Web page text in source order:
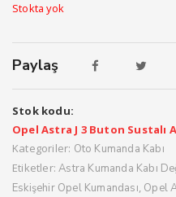
Stokta yok
Paylaş
Stok kodu:
Opel Astra J 3 Buton Sustalı
Kategoriler: Oto Kumanda Kabı
Etiketler:Astra Kumanda Kabı
Eskişehir Opel Kumandası, Opel